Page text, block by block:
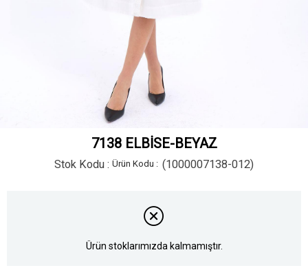
7138 ELBİSE-BEYAZ
Stok Kodu (1000007138-012)
Ürün stoklarımızda kalmamıştır.